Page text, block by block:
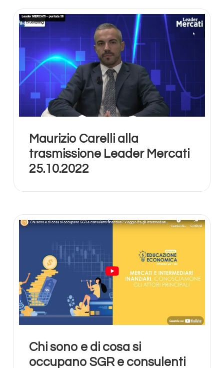
Maurizio Carelli alla
trasmissione Leader Mercati
25.10.2022
Chi sono e di cosa si
occupano SGR e consulenti